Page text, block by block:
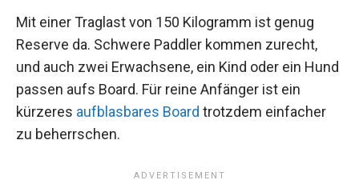
Mit einer Traglast von 150 Kilogramm ist genug
Reserve da. Schwere Paddler kommen zurecht,
und auch zwei Erwachsene, ein Kind oder ein Hund
passen aufs Board. Für reine Anfänger ist ein
kürzeres aufblasbares Board trotzdem einfacher
zu beherrschen.